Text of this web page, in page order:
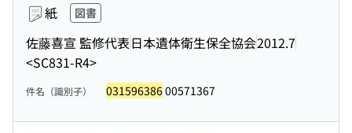
紙 図書
佐藤喜宣 監修代表日本遺体衛生保全協会2012.7
<SC831-R4>
件名（識別子） 03159638600571367